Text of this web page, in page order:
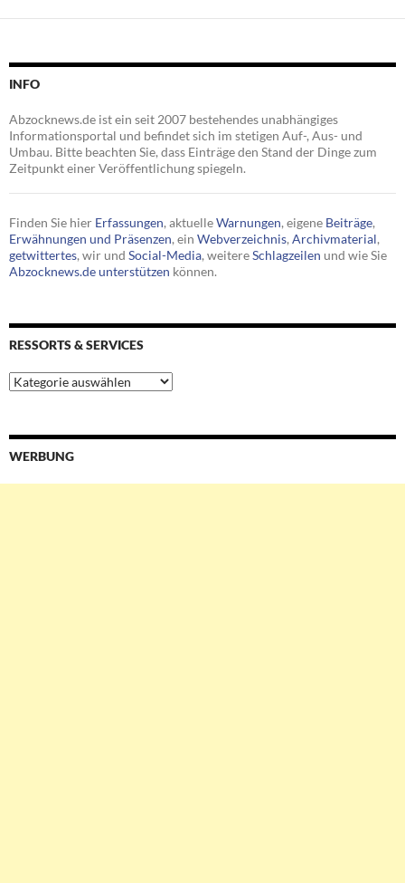
INFO
Abzocknews.de ist ein seit 2007 bestehendes unabhängiges
Informationsportal und befindet sich im stetigen Auf-, Aus- und
Umbau. Bitte beachten Sie, dass Einträge den Stand der Dinge zum
Zeitpunkt einer Veröffentlichung spiegeln.
Finden Sie hier Erfassungen, aktuelleWarnungen, eigene Beiträge,
Erwähnungen und Präsenzen, ein Webverzeichnis, Archivmaterial,
getwittertes, wir und Social-Media, weitereSchlagzeilen und wie Sie
Abzocknews.de unterstützen können.
RESSORTS & SERVICES
Ressorts
&
WERBUNG